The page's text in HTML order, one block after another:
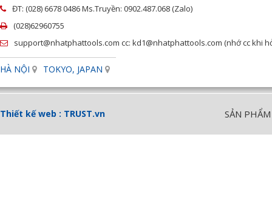
ĐT: (028) 6678 0486 Ms.Truyền: 0902.487.068 (Zalo)
(028)62960755
support@nhatphattools.com cc: kd1@nhatphattools.com (nhớ cc khi
HÀ NỘI TOKYO, JAPAN
Thiết kế web : TRUST.vn SẢN PHẨM